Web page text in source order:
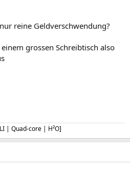
reine Geldverschwendung?
grossen Schreibtisch also
| Quad-core | H²O]